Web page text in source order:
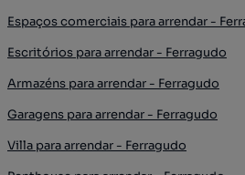
Espaços comerciais para arrendar -
Escritórios para arrendar - Ferragudo
Armazéns para arrendar - Ferragudo
Garagens para arrendar - Ferragudo
Villa para arrendar - Ferragudo